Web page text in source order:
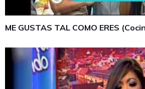
ME GUSTAS TAL COMO ERES